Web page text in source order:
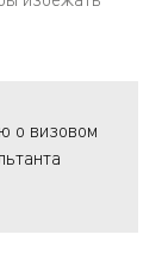
о визовом